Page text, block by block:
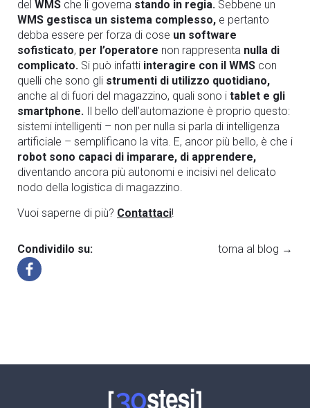
del WMS che li governa stando in regia. Sebbene un
WMS gestisca un sistema complesso, e pertanto
debba essere per forza di cose un software
sofisticato, per l’operatore non rappresenta nulla di
complicato. Si può infatti interagire con il WMS con
quelli che sono gli strumenti di utilizzo quotidiano,
anche al di fuori del magazzino, quali sono i tablet e gli
smartphone. Il bello dell’automazione è proprio questo:
sistemi intelligenti – non per nulla si parla di intelligenza
artificiale – semplificano la vita. E, ancor più bello, è che i
robot sono capaci di imparare, di apprendere,
diventando ancora più autonomi e incisivi nel delicato
nodo della logistica di magazzino.
Vuoi saperne di più? Contattaci!
Condividilo su: torna al blog →